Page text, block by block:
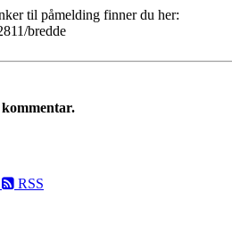
til påmelding finner du her:
bredde
RSS